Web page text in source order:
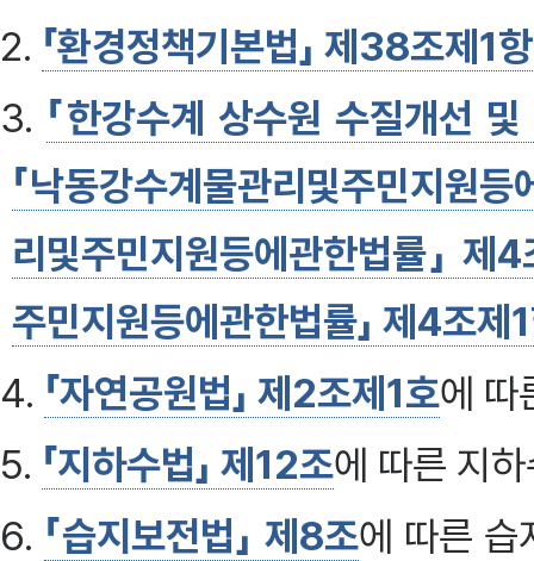
2. 「환경정책기본법」 제38조제1항
3. 「한강수계 상수원 수질개선
「낙동강수계물관리및주민지원
리및주민지원등에관한법률」 제
주민지원등에관한법률」 제4조제
4. 「자연공원법」 제2조제1호에 따
5. 「지하수법」 제12조에 따른 지
6. 「습지보전법」 제8조에 따른 습